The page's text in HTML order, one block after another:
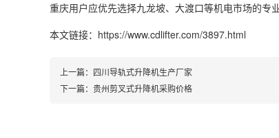
重庆用户应优先选择九龙坡、大渡口等机电市场的专
本文链接：https://www.cdlifter.com/3897.html
上一篇： 四川导轨式升降机生产厂家
下一篇： 贵州剪叉式升降机采购价格